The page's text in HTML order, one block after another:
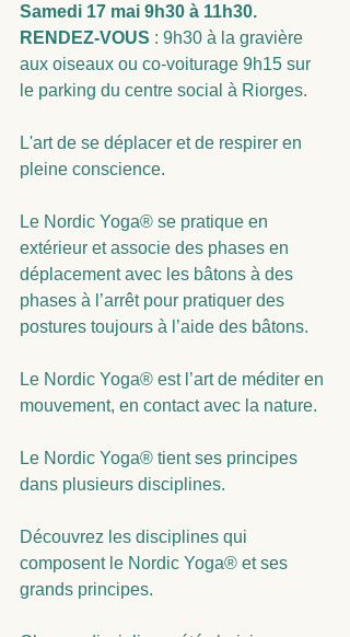
Samedi 17 mai 9h30 à 11h30.
RENDEZ-VOUS : 9h30 à la gravière
aux oiseaux ou co-voiturage 9h15 sur
le parking du centre social à Riorges.
L'art de se déplacer et de respirer en
pleine conscience.
Le Nordic Yoga® se pratique en
extérieur et associe des phases en
déplacement avec les bâtons à des
phases à l’arrêt pour pratiquer des
postures toujours à l’aide des bâtons.
Le Nordic Yoga® est l’art de méditer en
mouvement, en contact avec la nature.
Le Nordic Yoga® tient ses principes
dans plusieurs disciplines.
Découvrez les disciplines qui
composent le Nordic Yoga® et ses
grands principes.